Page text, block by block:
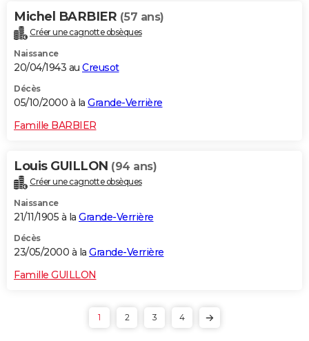
Michel BARBIER (57 ans)
Créer une cagnotte obsèques
Naissance
20/04/1943 au Creusot
Décès
05/10/2000 à la Grande-Verrière
Famille BARBIER
Louis GUILLON (94 ans)
Créer une cagnotte obsèques
Naissance
21/11/1905 à la Grande-Verrière
Décès
23/05/2000 à la Grande-Verrière
Famille GUILLON
1 2 3 4